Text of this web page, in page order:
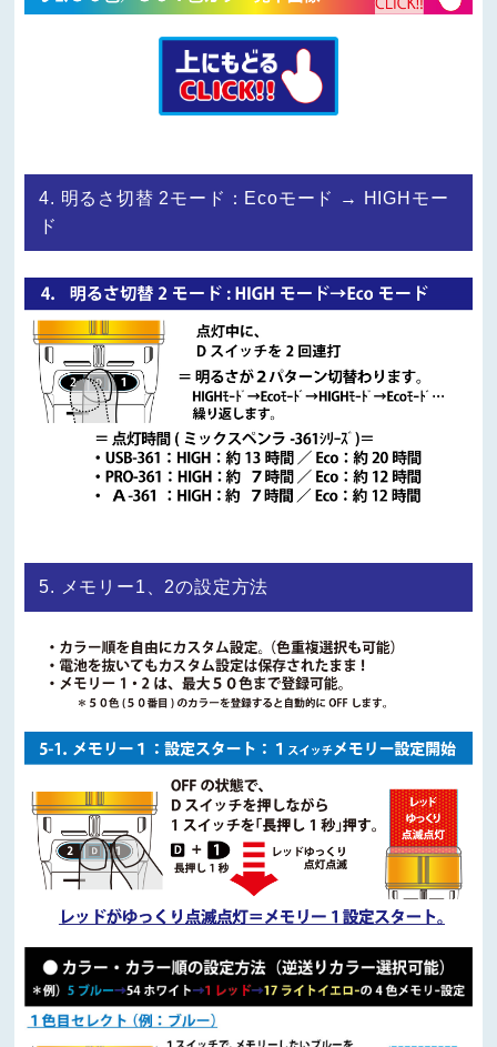
4. 明るさ切替 2モード：Ecoモード → HIGHモー
ド
5. メモリー1、2の設定方法